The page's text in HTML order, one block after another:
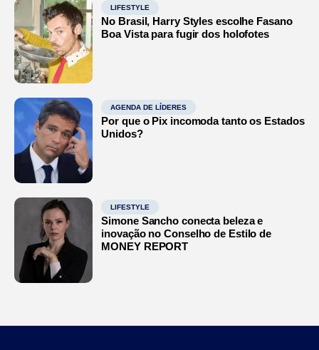
LIFESTYLE
No Brasil, Harry Styles escolhe Fasano
Boa Vista para fugir dos holofotes
AGENDA DE LÍDERES
Por que o Pix incomoda tanto os Estados
Unidos?
LIFESTYLE
Simone Sancho conecta beleza e
inovação no Conselho de Estilo de
MONEY REPORT